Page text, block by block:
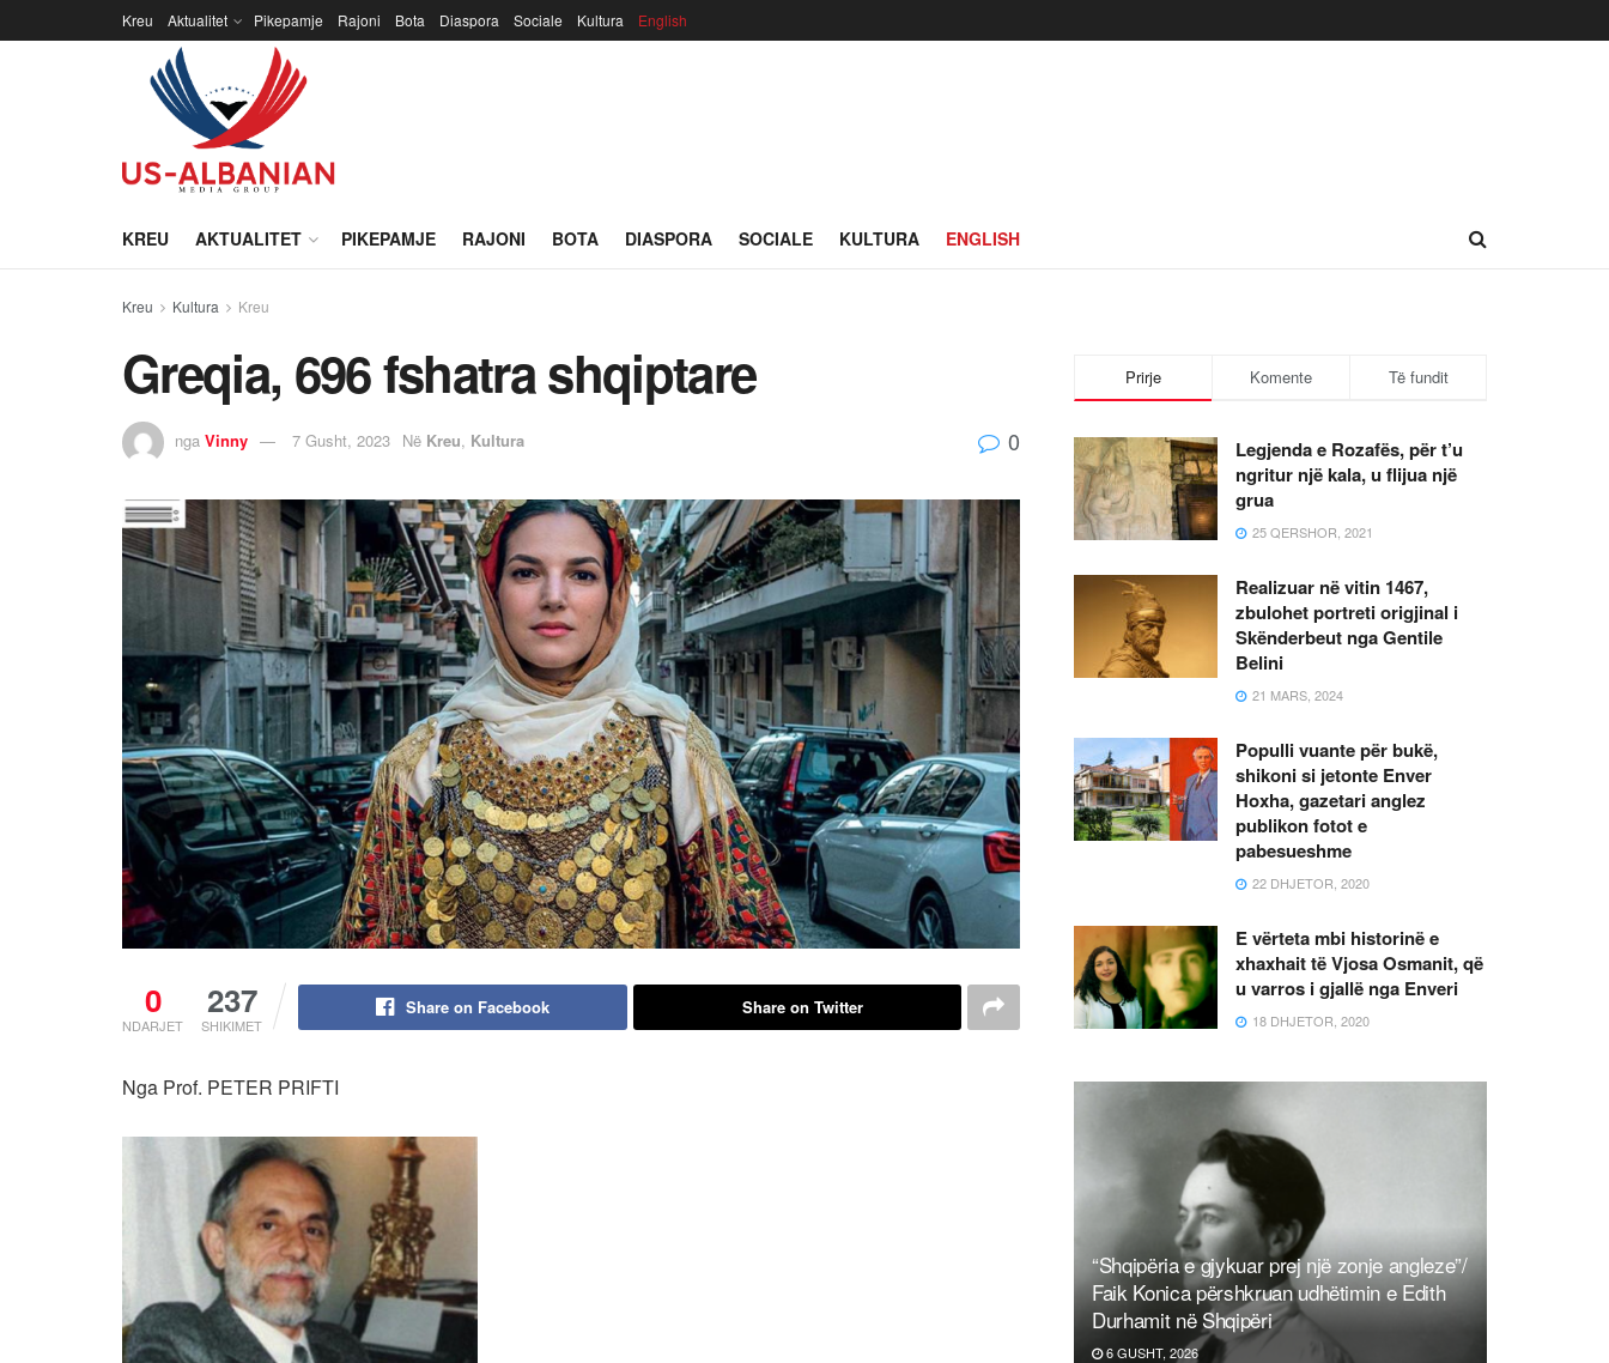
Kreu Aktualitet Pikepamje Rajoni Bota Diaspora Sociale Kultura English
KREU AKTUALITET PIKEPAMJE RAJONI BOTA DIASPORA SOCIALE KULTURA ENGLISH
Kreu Kultura Kreu
Greqia, 696 fshatra shqiptare
nga Vinny 7 Gusht, 2023 Në Kreu, Kultura 0
0
NDARJET
237
SHIKIMET
Share on Facebook Share on Twitter
Nga Prof. PETER PRIFTI
Prirje Komente Të fundit
Legjenda e Rozafës, për t’u
ngritur një kala, u flijua një
grua
25 QERSHOR, 2021
Realizuar në vitin 1467,
zbulohet portreti origjinal i
Skënderbeut nga Gentile
Belini
21 MARS, 2024
Populli vuante për bukë,
shikoni si jetonte Enver
Hoxha, gazetari anglez
publikon fotot e
pabesueshme
22 DHJETOR, 2020
E vërteta mbi historinë e
xhaxhait të Vjosa Osmanit, që
u varros i gjallë nga Enveri
18 DHJETOR, 2020
“Shqipëria e gjykuar prej një zonje angleze”/
Faik Konica përshkruan udhëtimin e Edith
Durhamit në Shqipëri
6 GUSHT, 2026